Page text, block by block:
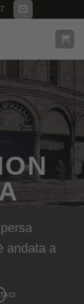
andata a